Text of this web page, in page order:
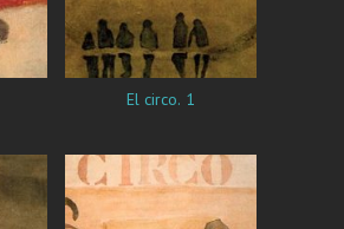
El circo. 1